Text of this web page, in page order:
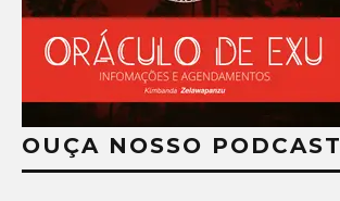
OUÇA NOSSO PODCAST